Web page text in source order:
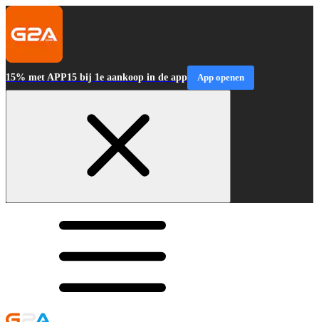
15% met APP15 bij 1e aankoop in de app App openen